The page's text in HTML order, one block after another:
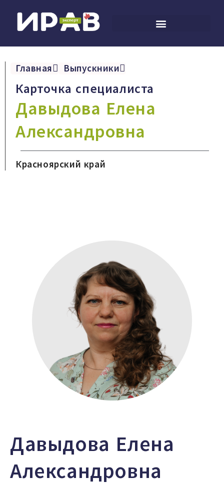
Главная Выпускники
Карточка специалиста
Давыдова Елена
Александровна
Красноярский край
Давыдова Елена
Александровна